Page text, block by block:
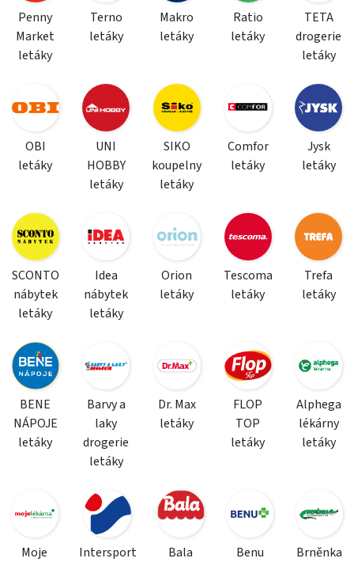
Penny
Market
letáky
Terno
letáky
Makro
letáky
Ratio
letáky
TETA
drogerie
letáky
OBI
letáky
UNI
HOBBY
letáky
SIKO
koupelny
letáky
Comfor
letáky
Jysk
letáky
SCONTO
nábytek
letáky
Idea
nábytek
letáky
Orion
letáky
Tescoma
letáky
Trefa
letáky
BENE
NÁPOJE
letáky
Barvy a
laky
drogerie
letáky
Dr. Max
letáky
FLOP
TOP
letáky
Alphega
lékárny
letáky
Moje
Intersport
Bala
Benu
Brněnka